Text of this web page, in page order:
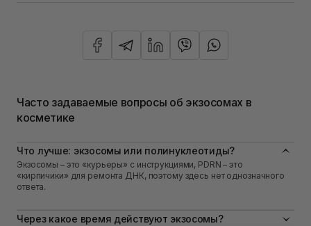
Часто задаваемые вопросы об экзосомах в
косметике
Что лучше: экзосомы или полинуклеотиды?
Экзосомы – это «курьеры» с инструкциями, PDRN – это
«кирпичики» для ремонта ДНК, поэтому здесь нет однозначного
ответа.
Через какое время действуют экзосомы?